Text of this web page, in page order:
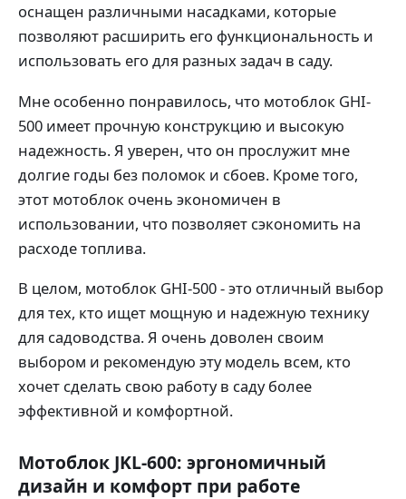
оснащен различными насадками, которые
позволяют расширить его функциональность и
использовать его для разных задач в саду.
Мне особенно понравилось, что мотоблок GHI-
500 имеет прочную конструкцию и высокую
надежность. Я уверен, что он прослужит мне
долгие годы без поломок и сбоев. Кроме того,
этот мотоблок очень экономичен в
использовании, что позволяет сэкономить на
расходе топлива.
В целом, мотоблок GHI-500 - это отличный выбор
для тех, кто ищет мощную и надежную технику
для садоводства. Я очень доволен своим
выбором и рекомендую эту модель всем, кто
хочет сделать свою работу в саду более
эффективной и комфортной.
Мотоблок JKL-600: эргономичный
дизайн и комфорт при работе